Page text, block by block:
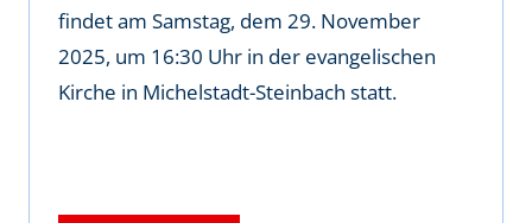
findet am Samstag, dem 29. November
2025, um 16:30 Uhr in der evangelischen
Kirche in Michelstadt-Steinbach statt.